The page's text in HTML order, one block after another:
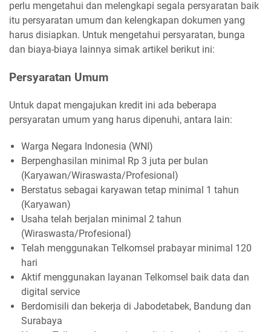
perlu mengetahui dan melengkapi segala persyaratan baik
itu persyaratan umum dan kelengkapan dokumen yang
harus disiapkan. Untuk mengetahui persyaratan, bunga
dan biaya-biaya lainnya simak artikel berikut ini:
Persyaratan Umum
Untuk dapat mengajukan kredit ini ada beberapa
persyaratan umum yang harus dipenuhi, antara lain:
Warga Negara Indonesia (WNI)
Berpenghasilan minimal Rp 3 juta per bulan
(Karyawan/Wiraswasta/Profesional)
Berstatus sebagai karyawan tetap minimal 1 tahun
(Karyawan)
Usaha telah berjalan minimal 2 tahun
(Wiraswasta/Profesional)
Telah menggunakan Telkomsel prabayar minimal 120
hari
Aktif menggunakan layanan Telkomsel baik data dan
digital service
Berdomisili dan bekerja di Jabodetabek, Bandung dan
Surabaya